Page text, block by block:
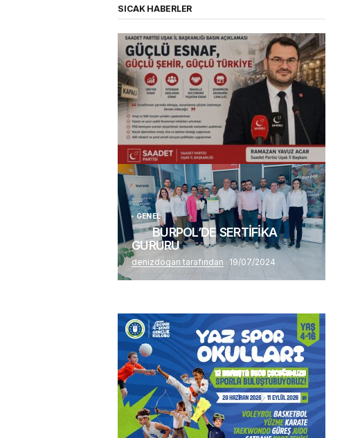
SICAK HABERLER
(başlıksız)
Alaattin Karahan tarafından 14/07/2026
GENEL
BURPOL’DE SERTİFİKA
GURURU
denizdogan tarafından 19/07/2024